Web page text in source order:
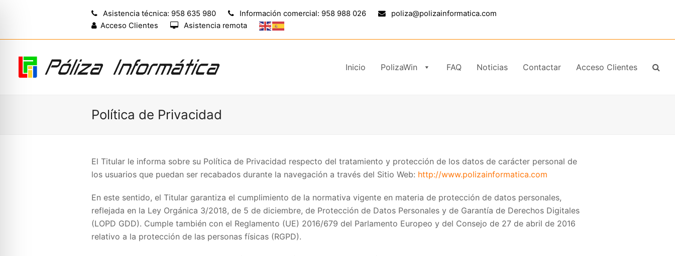
Asistencia técnica: 958 635 980 Información comercial: 958 988 026
poliza@polizainformatica.com
Acceso Clientes
Asistencia remota
Inicio PolizaWin FAQ Noticias Contactar Acceso Clientes
Política de Privacidad
El Titular le informa sobre su Política de Privacidad respecto del tratamiento y protección de los datos de carácter personal de
los usuarios que puedan ser recabados durante la navegación a través del Sitio Web: http://www.polizainformatica.com
En este sentido, el Titular garantiza el cumplimiento de la normativa vigente en materia de protección de datos personales,
reflejada en la Ley Orgánica 3/2018, de 5 de diciembre, de Protección de Datos Personales y de Garantía de Derechos Digitales
(LOPD GDD). Cumple también con el Reglamento (UE) 2016/679 del Parlamento Europeo y del Consejo de 27 de abril de 2016
relativo a la protección de las personas físicas (RGPD).